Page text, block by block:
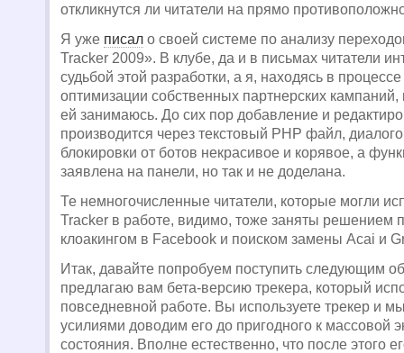
откликнутся ли читатели на прямо
Я уже писал о своей системе по анализу
Tracker 2009». В клубе, да и в письмах читатели
судьбой этой разработки, а я, находясь в процессе
оптимизации собственных партнерских кампаний,
ей занимаюсь. До сих пор добавление и
производится через текстовый PHP файл,
блокировки от ботов некрасивое и корявое, а
заявлена на панели, но так и не доделана.
Те немногочисленные читатели, которые могли
Tracker в работе, видимо, тоже заняты решением
клоакингом в Facebook и поиском замены Acai и
Итак, давайте попробуем поступить следующим
предлагаю вам бета-версию трекера, который
повседневной работе. Вы используете трекер и
усилиями доводим его до пригодного к массовой
состояния. Вполне естественно, что после этого